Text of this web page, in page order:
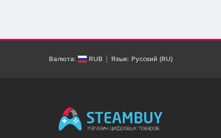
Валюта: RUB Язык: Русский (RU)